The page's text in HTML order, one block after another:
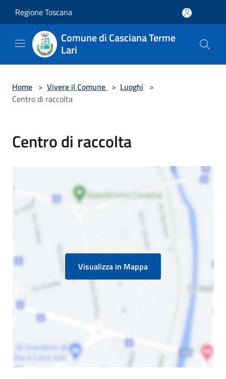
Regione Toscana
Comune di Casciana Terme
Lari
Home > Vivere il Comune > Luoghi >
Centro di raccolta
Centro di raccolta
Visualizza in Mappa